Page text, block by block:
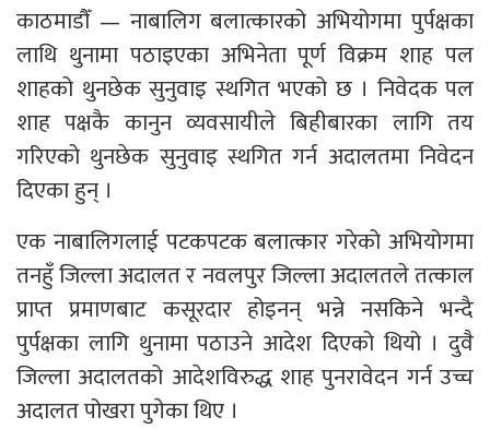
काठमाडौँ — नाबालिग बलात्कारको अभियोगमा पुर्पक्षका
लाथि थुनामा पठाइएका अभिनेता पूर्ण विक्रम शाह पल
शाहको थुनछेक सुनुवाइ स्थगित भएको छ । निवेदक पल
शाह पक्षकै कानुन व्यवसायीले बिहीबारका लागि तय
गरिएको थुनछेक सुनुवाइ स्थगित गर्न अदालतमा निवेदन
दिएका हुन् ।
एक नाबालिगलाई पटकपटक बलात्कार गरेको अभियोगमा
तनहुँ जिल्ला अदालत र नवलपुर जिल्ला अदालतले तत्काल
प्राप्त प्रमाणबाट कसूरदार होइनन् भन्ने नसकिने भन्दै
पुर्पक्षका लागि थुनामा पठाउने आदेश दिएको थियो । दुवै
जिल्ला अदालतको आदेशविरुद्ध शाह पुनरावेदन गर्न उच्च
अदालत पोखरा पुगेका थिए ।